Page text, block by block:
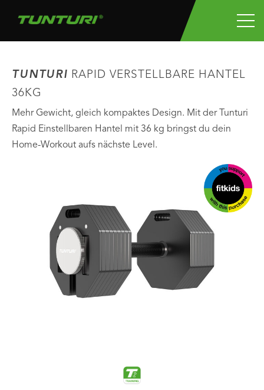
TUNTURI RAPID VERSTELLBARE HANTEL
36KG
Mehr Gewicht, gleich kompaktes Design. Mit der Tunturi
Rapid Einstellbaren Hantel mit 36 kg bringst du dein
Home-Workout aufs nächste Level.